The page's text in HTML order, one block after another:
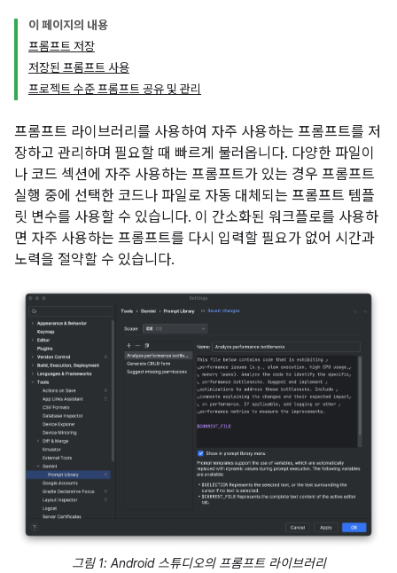
이 페이지의 내용
프롬프트 저장
저장된 프롬프트 사용
프로젝트 수준 프롬프트 공유 및 관리
프롬프트 라이브러리를 사용하여 자주 사용하는 프롬프트를 저
장하고 관리하며 필요할 때 빠르게 불러옵니다. 다양한 파일이
나 코드 섹션에 자주 사용하는 프롬프트가 있는 경우 프롬프트
실행 중에 선택한 코드나 파일로 자동 대체되는 프롬프트 템플
릿 변수를 사용할 수 있습니다. 이 간소화된 워크플로를 사용하
면 자주 사용하는 프롬프트를 다시 입력할 필요가 없어 시간과
노력을 절약할 수 있습니다.
그림 1: Android 스튜디오의 프롬프트 라이브러리